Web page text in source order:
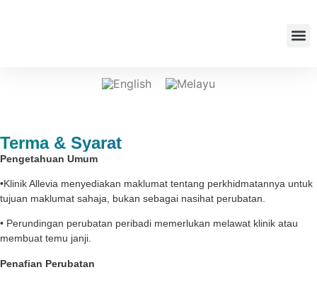
Terma & Syarat
Pengetahuan Umum
•Klinik Allevia menyediakan maklumat tentang perkhidmatannya untuk
tujuan maklumat sahaja, bukan sebagai nasihat perubatan.
• Perundingan perubatan peribadi memerlukan melawat klinik atau
membuat temu janji.
Penafian Perubatan